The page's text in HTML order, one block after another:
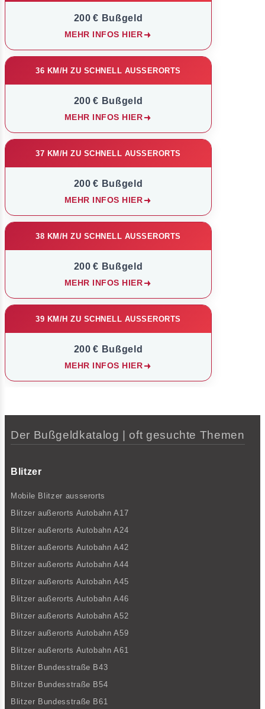
200 € Bußgeld
MEHR INFOS HIER
36 KM/H ZU SCHNELL AUSSERORTS
200 € Bußgeld
MEHR INFOS HIER
37 KM/H ZU SCHNELL AUSSERORTS
200 € Bußgeld
MEHR INFOS HIER
38 KM/H ZU SCHNELL AUSSERORTS
200 € Bußgeld
MEHR INFOS HIER
39 KM/H ZU SCHNELL AUSSERORTS
200 € Bußgeld
MEHR INFOS HIER
Der Bußgeldkatalog | oft gesuchte Themen
Blitzer
Mobile Blitzer ausserorts
Blitzer außerorts Autobahn A17
Blitzer außerorts Autobahn A24
Blitzer außerorts Autobahn A42
Blitzer außerorts Autobahn A44
Blitzer außerorts Autobahn A45
Blitzer außerorts Autobahn A46
Blitzer außerorts Autobahn A52
Blitzer außerorts Autobahn A59
Blitzer außerorts Autobahn A61
Blitzer Bundesstraße B43
Blitzer Bundesstraße B54
Blitzer Bundesstraße B61